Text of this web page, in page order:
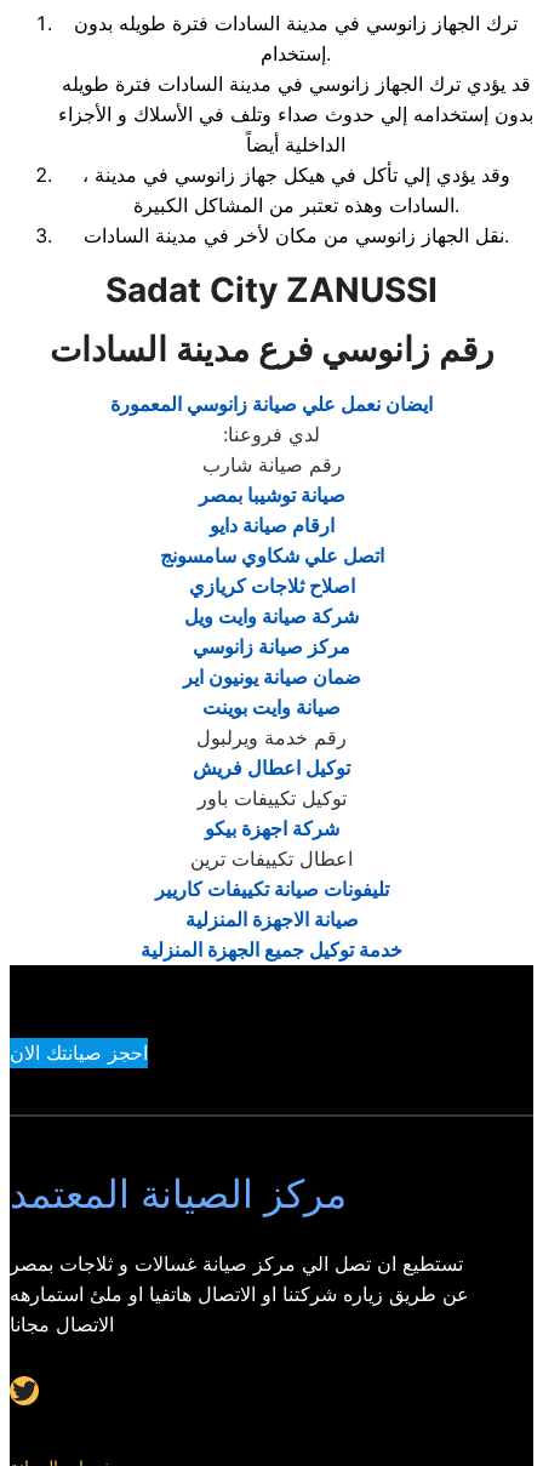
ترك الجهاز زانوسي في مدينة السادات فترة طويله بدون
إستخدام.
قد يؤدي ترك الجهاز زانوسي في مدينة السادات فترة طويله
بدون إستخدامه إلي حدوث صداء وتلف في الأسلاك و الأجزاء
الداخلية أيضاً
، وقد يؤدي إلي تأكل في هيكل جهاز زانوسي في مدينة
السادات وهذه تعتبر من المشاكل الكبيرة.
نقل الجهاز زانوسي من مكان لأخر في مدينة السادات.
Sadat City ZANUSSI
رقم زانوسي فرع مدينة السادات
ايضان نعمل علي صيانة زانوسي المعمورة
لدي فروعنا:
رقم صيانة شارب
صيانة توشيبا بمصر
ارقام صيانة دايو
اتصل علي شكاوي سامسونج
اصلاح ثلاجات كريازي
شركة صيانة وايت ويل
مركز صيانة زانوسي
ضمان صيانة يونيون اير
صيانة وايت بوينت
رقم خدمة ويرلبول
توكيل اعطال فريش
توكيل تكييفات باور
شركة اجهزة بيكو
اعطال تكييفات ترين
تليفونات صيانة تكييفات كاريير
صيانة الاجهزة المنزلية
خدمة توكيل جميع الجهزة المنزلية
احجز صيانتك الان
مركز الصيانة المعتمد
تستطيع ان تصل الي مركز صيانة غسالات و ثلاجات بمصر
عن طريق زياره شركتنا او الاتصال هاتفيا او ملئ استمارهه
الاتصال مجانا
Twitter